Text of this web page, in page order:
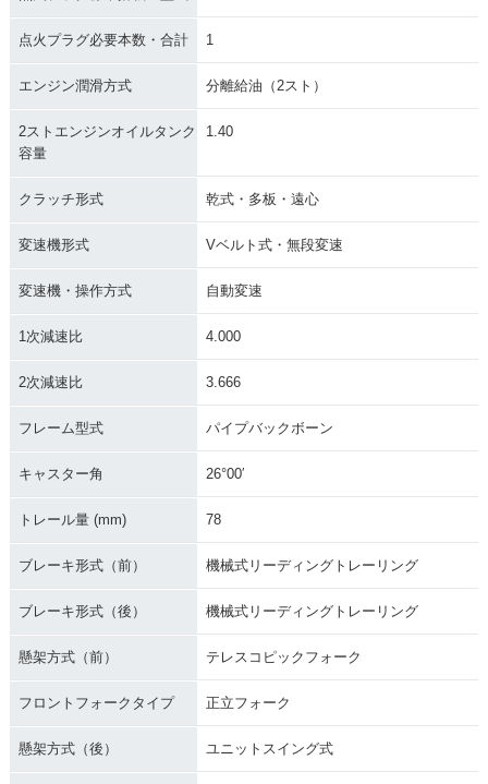
点火プラグ必要本数・合計 1
エンジン潤滑方式 分離給油（2スト）
2ストエンジンオイルタンク
容量
1.40
クラッチ形式 乾式・多板・遠心
変速機形式 Vベルト式・無段変速
変速機・操作方式 自動変速
1次減速比 4.000
2次減速比 3.666
フレーム型式 パイプバックボーン
キャスター角 26°00′
トレール量 (mm) 78
ブレーキ形式（前） 機械式リーディングトレーリング
ブレーキ形式（後） 機械式リーディングトレーリング
懸架方式（前） テレスコピックフォーク
フロントフォークタイプ 正立フォーク
懸架方式（後） ユニットスイング式